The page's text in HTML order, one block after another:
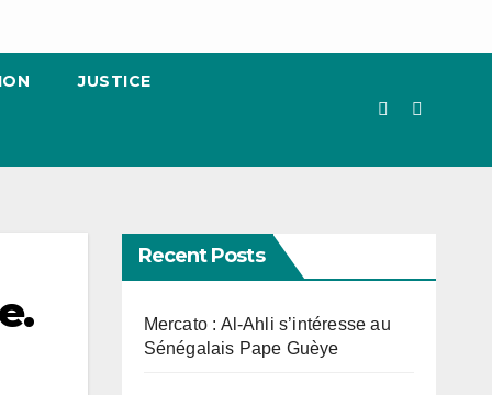
JUSTICE
Recent Posts
Mercato : Al-Ahli s’intéresse au
Sénégalais Pape Guèye